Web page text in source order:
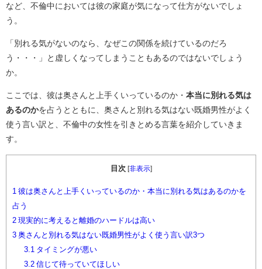
など、不倫中においては彼の家庭が気になって仕方がないでしょ
う。
「別れる気がないのなら、なぜこの関係を続けているのだろ
う・・・」と虚しくなってしまうこともあるのではないでしょう
か。
ここでは、彼は奥さんと上手くいっているのか・ 本当に別れる気は
あるのかを占うとともに、奥さんと別れる気はない既婚男性がよく
使う言い訳と、不倫中の女性を引きとめる言葉を紹介していきま
す。
目次 [非表示]
1 彼は奥さんと上手くいっているのか・本当に別れる気はあるのかを
占う
2 現実的に考えると離婚のハードルは高い
3 奥さんと別れる気はない既婚男性がよく使う言い訳3つ
3.1
タイミングが悪い
3.2信じて待っていてほしい